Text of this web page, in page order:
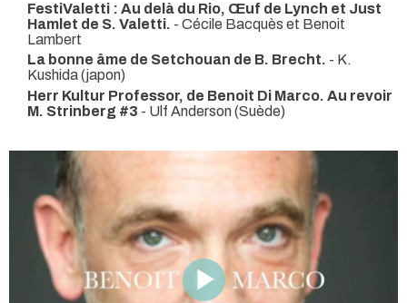
FestiValetti : Au delà du Rio, Œuf de Lynch et Just
Hamlet de S. Valetti. - Cécile Bacquès et Benoit
Lambert
La bonne âme de Setchouan de B. Brecht. - K.
Kushida (japon)
Herr Kultur Professor, de Benoit Di Marco. Au revoir
M. Strinberg #3 - Ulf Anderson (Suède)